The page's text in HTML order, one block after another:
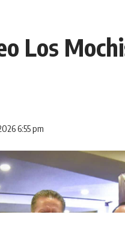
Los
6:55 pm